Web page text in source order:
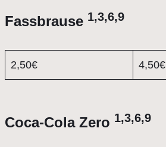
Fassbrause 1,3,6,9
2,50€ 4,50€
Coca-Cola Zero 1,3,6,9